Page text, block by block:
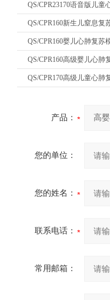
QS/CPR23170语音版儿童
QS/CPR160新生儿窒息复
QS/CPR160婴儿心肺复苏
QS/CPR160高级婴儿心肺
QS/CPR170高级儿童心肺
产品：
您的单位：
您的姓名：
联系电话：
常用邮箱：